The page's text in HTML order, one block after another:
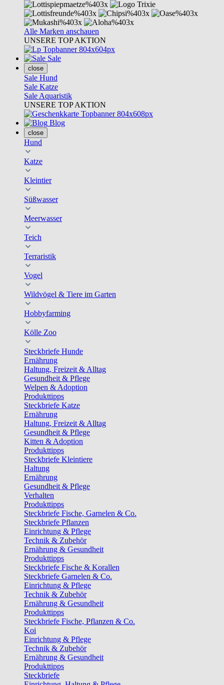
Alle Marken anschauen
UNSERE TOP AKTION
Sale
close
Sale Hund
Sale Katze
Sale Aquaristik
UNSERE TOP AKTION
Blog
close
Hund
Katze
Kleintier
Süßwasser
Meerwasser
Teich
Terraristik
Vogel
Wildvögel & Tiere im Garten
Hobbyfarming
Kölle Zoo
Steckbriefe Hunde
Ernährung
Haltung, Freizeit & Alltag
Gesundheit & Pflege
Welpen & Adoption
Produkttipps
Steckbriefe Katze
Ernährung
Haltung, Freizeit & Alltag
Gesundheit & Pflege
Kitten & Adoption
Produkttipps
Steckbriefe Kleintiere
Haltung
Ernährung
Gesundheit & Pflege
Verhalten
Produkttipps
Steckbriefe Fische, Garnelen & Co.
Steckbriefe Pflanzen
Einrichtung & Pflege
Technik & Zubehör
Ernährung & Gesundheit
Produkttipps
Steckbriefe Fische & Korallen
Steckbriefe Garnelen & Co.
Einrichtung & Pflege
Technik & Zubehör
Ernährung & Gesundheit
Produkttipps
Steckbriefe Fische, Pflanzen & Co.
Koi
Einrichtung & Pflege
Technik & Zubehör
Ernährung & Gesundheit
Produkttipps
Steckbriefe